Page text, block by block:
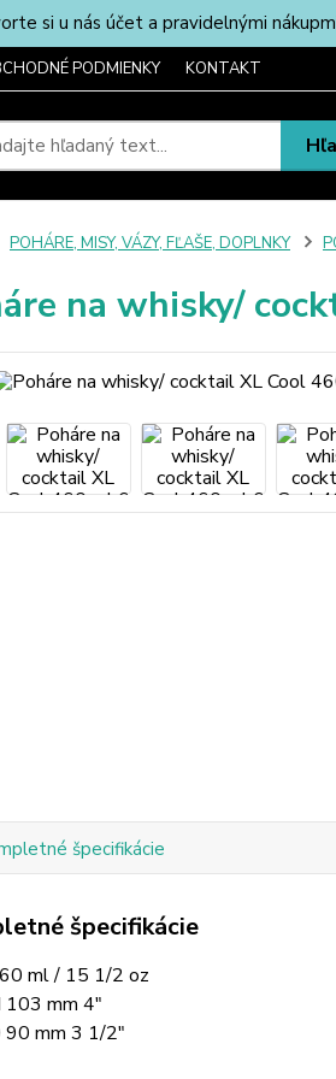
si u nás účet a pravidelnými
PODMIENKY KONTAKT
POHÁRE, MISY, VÁZY, FĽAŠE, DOPLNKY
na whisky/
špecifikácie
špecifikácie
ml / 15 1/2 oz
103 mm 4"
90 mm 3 1/2"